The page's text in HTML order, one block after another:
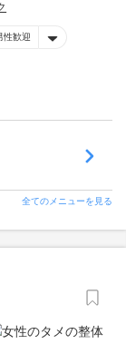
性歓迎
全てのメニューを見る